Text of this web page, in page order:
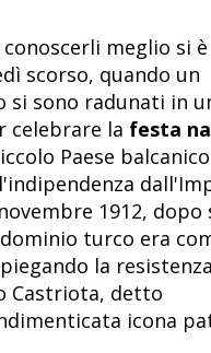
meglio si è
scorso, quando un
si sono radunati in
celebrare la festa
Paese balcanico
1912, dopo
turco era
la
Castriota, detto
icona